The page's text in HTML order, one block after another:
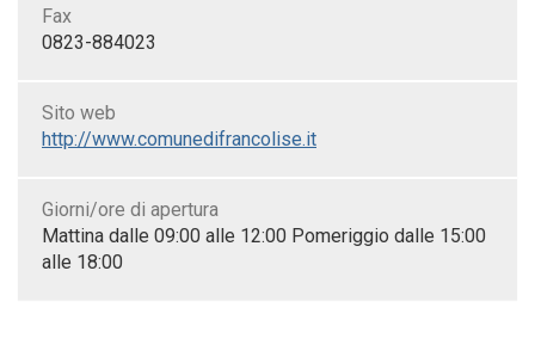
Fax
0823-884023
Sito web
http://www.comunedifrancolise.it
Giorni/ore di apertura
Mattina dalle 09:00 alle 12:00 Pomeriggio dalle 15:00
alle 18:00